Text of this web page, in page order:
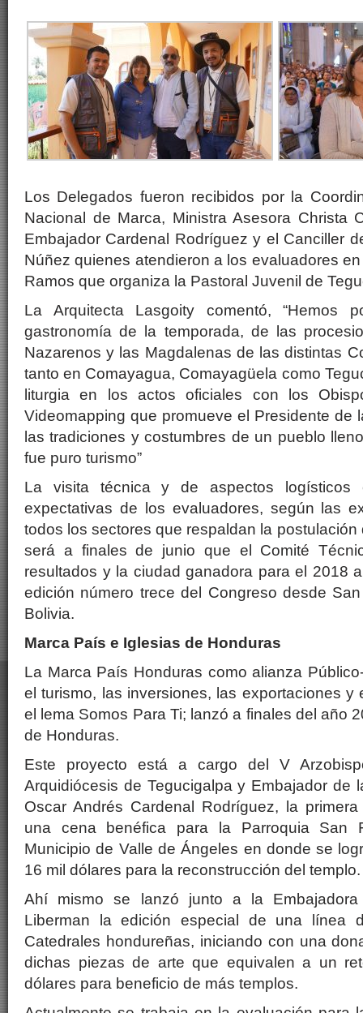
Los Delegados fueron recibidos por la
Nacional de Marca, Ministra Asesora Christa
Embajador Cardenal Rodríguez y el Canciller
Núñez quienes atendieron a los evaluadores
Ramos que organiza la Pastoral Juvenil de
La Arquitecta Lasgoity comentó, “Hemos
gastronomía de la temporada, de las
Nazarenos y las Magdalenas de las distintas
tanto en Comayagua, Comayagüela como
liturgia en los actos oficiales con los
Videomapping que promueve el Presidente de
las tradiciones y costumbres de un pueblo
fue puro turismo”
La visita técnica y de aspectos logísticos
expectativas de los evaluadores, según las
todos los sectores que respaldan la postulación
será a finales de junio que el Comité
resultados y la ciudad ganadora para el 2018
edición número trece del Congreso desde
Bolivia.
Marca País e Iglesias de Honduras
La Marca País Honduras como alianza
el turismo, las inversiones, las exportaciones y
el lema Somos Para Ti; lanzó a finales del año
de Honduras.
Este proyecto está a cargo del V
Arquidiócesis de Tegucigalpa y Embajador de
Oscar Andrés Cardenal Rodríguez, la
una cena benéfica para la Parroquia San
Municipio de Valle de Ángeles en donde se
16 mil dólares para la reconstrucción del templo.
Ahí mismo se lanzó junto a la Embajadora
Liberman la edición especial de una línea
Catedrales hondureñas, iniciando con una
dichas piezas de arte que equivalen a un
dólares para beneficio de más templos.